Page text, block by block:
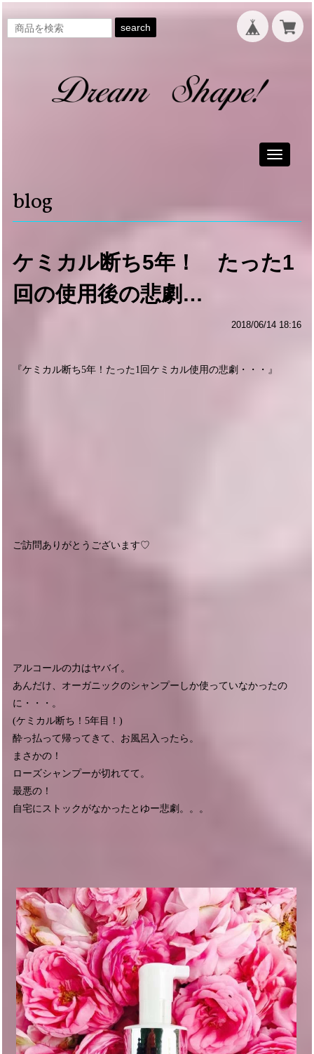
search
Toggle
blog
ケミカル断ち5年！ たった1
回の使用後の悲劇…
2018/06/14 18:16
『ケミカル断ち5年！たった1回ケミカル使用の悲劇・・・』
ご訪問ありがとうございます♡
アルコールの力はヤバイ。
あんだけ、オーガニックのシャンプーしか使っていなかったの
に・・・。
(ケミカル断ち！5年目！)
酔っ払って帰ってきて、お風呂入ったら。
まさかの！
ローズシャンプーが切れてて。
最悪の！
自宅にストックがなかったとゆー悲劇。。。